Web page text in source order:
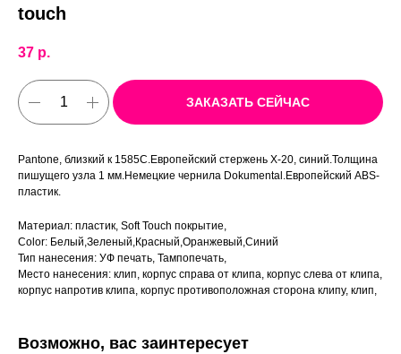
touch
37 р.
ЗАКАЗАТЬ СЕЙЧАС
Pantone, близкий к 1585C.Европейский стержень X-20, синий.Толщина
пишущего узла 1 мм.Немецкие чернила Dokumental.Европейский ABS-
пластик.
Материал: пластик, Soft Touch покрытие,
Color: Белый,Зеленый,Красный,Оранжевый,Синий
Тип нанесения: УФ печать, Тампопечать,
Место нанесения: клип, корпус справа от клипа, корпус слева от клипа,
корпус напротив клипа, корпус противоположная сторона клипу, клип,
Возможно, вас заинтересует